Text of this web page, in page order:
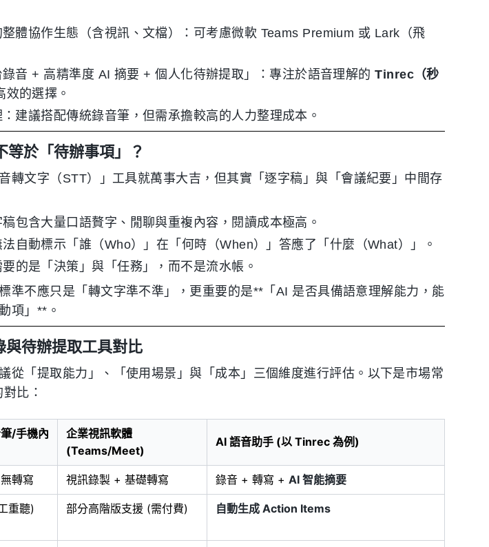
體協作生態（含視訊、文檔）：可考慮微軟 Teams Premium 或 Lark（飛
音 + 高精準度 AI 摘要 + 個人化待辦提取」：專注於語音理解的Tinrec（秒
效的選擇。
建議搭配傳統錄音筆，但需承擔較高的人力整理成本。
等於「待辦事項」？
轉文字（STT）」工具就萬事大吉，但其實「逐字稿」與「會議紀要」中間存
稿包含大量口語贅字、閒聊與重複內容，閱讀成本極高。
自動標示「誰（Who）」在「何時（When）」答應了「什麼（What）」。
要的是「決策」與「任務」，而不是流水帳。
準不應只是「轉文字準不準」，更重要的是**「AI 是否具備語意理解能力，能
項」**。
待辦提取工具對比
從「提取能力」、「使用場景」與「成本」三個維度進行評估。以下是市場常
比：
/手機內
企業視訊軟體
(Teams/Meet)
AI 語音助手 (以 Tinrec 為例)
轉寫 視訊錄製 + 基礎轉寫 錄音 + 轉寫 + AI 智能摘要
重聽) 部分高階版支援 (需付費) 自動生成 Action Items